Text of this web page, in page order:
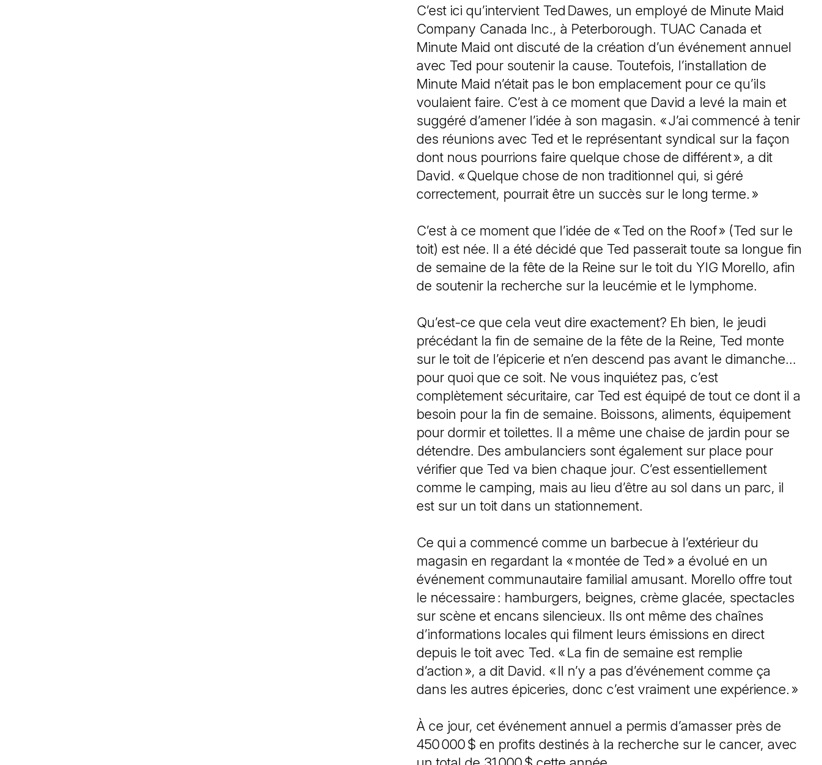
C’est ici qu’intervient Ted Dawes, un employé de Minute Maid
Company Canada Inc., à Peterborough. TUAC Canada et
Minute Maid ont discuté de la création d’un événement annuel
avec Ted pour soutenir la cause. Toutefois, l’installation de
Minute Maid n’était pas le bon emplacement pour ce qu’ils
voulaient faire. C’est à ce moment que David a levé la main et
suggéré d’amener l’idée à son magasin. « J’ai commencé à tenir
des réunions avec Ted et le représentant syndical sur la façon
dont nous pourrions faire quelque chose de différent », a dit
David. « Quelque chose de non traditionnel qui, si géré
correctement, pourrait être un succès sur le long terme. »
C’est à ce moment que l’idée de « Ted on the Roof » (Ted sur le
toit) est née. Il a été décidé que Ted passerait toute sa longue fin
de semaine de la fête de la Reine sur le toit du YIG Morello, afin
de soutenir la recherche sur la leucémie et le lymphome.
Qu’est-ce que cela veut dire exactement? Eh bien, le jeudi
précédant la fin de semaine de la fête de la Reine, Ted monte
sur le toit de l’épicerie et n’en descend pas avant le dimanche…
pour quoi que ce soit. Ne vous inquiétez pas, c’est
complètement sécuritaire, car Ted est équipé de tout ce dont il a
besoin pour la fin de semaine. Boissons, aliments, équipement
pour dormir et toilettes. Il a même une chaise de jardin pour se
détendre. Des ambulanciers sont également sur place pour
vérifier que Ted va bien chaque jour. C’est essentiellement
comme le camping, mais au lieu d’être au sol dans un parc, il
est sur un toit dans un stationnement.
Ce qui a commencé comme un barbecue à l’extérieur du
magasin en regardant la « montée de Ted » a évolué en un
événement communautaire familial amusant. Morello offre tout
le nécessaire : hamburgers, beignes, crème glacée, spectacles
sur scène et encans silencieux. Ils ont même des chaînes
d’informations locales qui filment leurs émissions en direct
depuis le toit avec Ted. « La fin de semaine est remplie
d’action », a dit David. « Il n’y a pas d’événement comme ça
dans les autres épiceries, donc c’est vraiment une expérience. »
À ce jour, cet événement annuel a permis d’amasser près de
450 000 $ en profits destinés à la recherche sur le cancer, avec